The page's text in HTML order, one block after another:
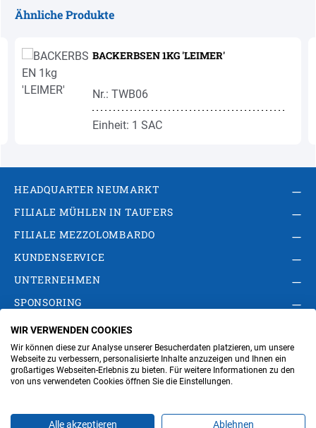
Ähnliche Produkte
BACKERBSEN 1KG 'LEIMER'
Nr.: TWB06
Einheit: 1 SAC
HEADQUARTER NEUMARKT
FILIALE MÜHLEN IN TAUFERS
FILIALE MEZZOLOMBARDO
KUNDENSERVICE
UNTERNEHMEN
SPONSORING
AGB Privacy Policy
Impressum
Cookie-Einstellungen ändern
Verwaltung
WIR VERWENDEN COOKIES
Wir können diese zur Analyse unserer Besucherdaten platzieren, um unsere
Webseite zu verbessern, personalisierte Inhalte anzuzeigen und Ihnen ein
großartiges Webseiten-Erlebnis zu bieten. Für weitere Informationen zu den
von uns verwendeten Cookies öffnen Sie die Einstellungen.
Alle akzeptieren Ablehnen